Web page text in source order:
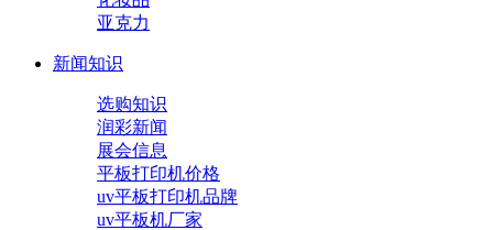
亚克力
新闻知识
选购知识
润彩新闻
展会信息
平板打印机价格
uv平板打印机品牌
uv平板机厂家